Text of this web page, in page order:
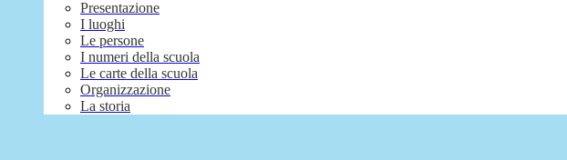
Presentazione
I luoghi
Le persone
I numeri della scuola
Le carte della scuola
Organizzazione
La storia